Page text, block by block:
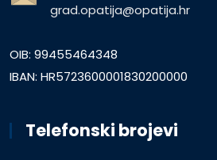
grad.opatija@opatija.hr
OIB: 99455464348
IBAN: HR5723600001830200000
Telefonski brojevi